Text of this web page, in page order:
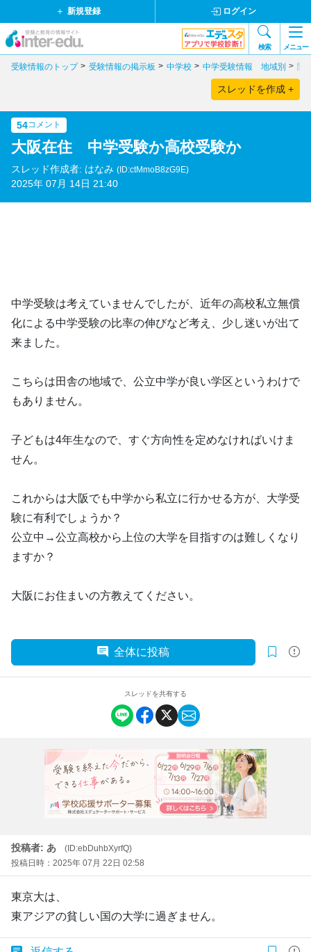
新規登録 ログイン
検索 メニュー
受験情報のトップ 受験情報の掲示板 中学校 中学受験情報 地域別 関
スレッドを作成 +
54コメント
大阪在住 中学受験か高校受験か
スレッド作成者: はなみ (ID:ctMmoB8zG9E)
2025年 07月 14日 21:40
中学受験は考えていませんでしたが、近年の高校私立無償
化による中学受験の比率の伸びなど考え、少し迷いが出て
来ました。
こちらは田舎の地域で、公立中学が良い学区というわけで
もありません。
子どもは4年生なので、すぐ方向性を定めなければいけま
せん。
これからは大阪でも中学から私立に行かせる方が、大学受
験に有利でしょうか？
公立中→公立高校から上位の大学を目指すのは難しくなり
ますか？
大阪にお住まいの方教えてください。
全体に投稿
スレッドを共有する
投稿者: あ
(ID:ebDuhbXyrfQ)
投稿日時：2025年 07月 22日 02:58
東京大は、
東アジアの貧しい国の大学に過ぎません。